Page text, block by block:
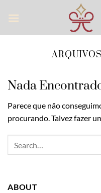
Nada
Parece que não
procurando. Talvez fazer
ABOUT